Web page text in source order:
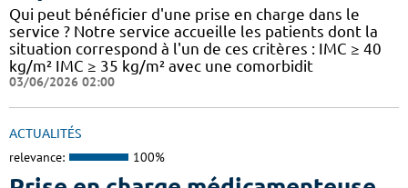
Qui peut bénéficier d'une prise en charge dans le
service ? Notre service accueille les patients dont la
situation correspond à l'un de ces critères : IMC ≥ 40
kg/m² IMC ≥ 35 kg/m² avec une comorbidit
03/06/2026 02:00
ACTUALITÉS
relevance: 100%